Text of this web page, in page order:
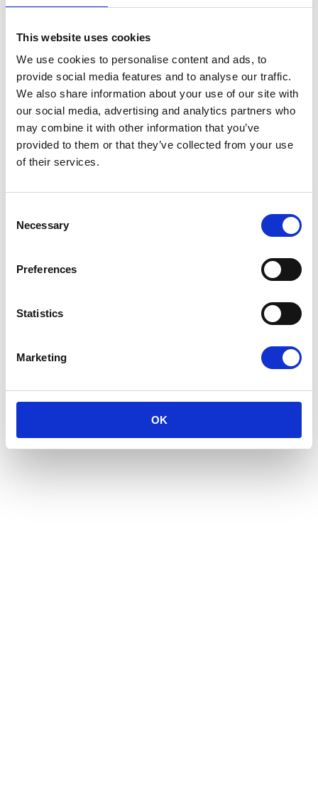
This website uses cookies
We use cookies to personalise content and ads, to
provide social media features and to analyse our traffic.
We also share information about your use of our site with
our social media, advertising and analytics partners who
may combine it with other information that you’ve
provided to them or that they’ve collected from your use
of their services.
Selection
Necessary
Preferences
Statistics
Marketing
OK
ISLANDSK HEST Juli 2017
ISLANDSK HEST 2017
ISLANDSK HEST Juli 2017
INDHOLD: Dyrlægens Vinkel Føltid. Tema om
Kropsbehandlinger, denne gang kiropraktik. 2
sammen. Om at lære hesten nyt.
ISLANDSK HEST Februar
2017
ISLANDSK HEST 2017